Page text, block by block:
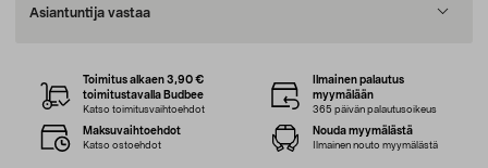
Asiantuntija vastaa
Toimitus alkaen 3,90 €
toimitustavalla Budbee
Katso toimitusvaihtoehdot
Ilmainen palautus
myymälään
365 päivän palautusoikeus
Maksuvaihtoehdot
Katso ostoehdot
Nouda myymälästä
Ilmainen nouto myymälästä